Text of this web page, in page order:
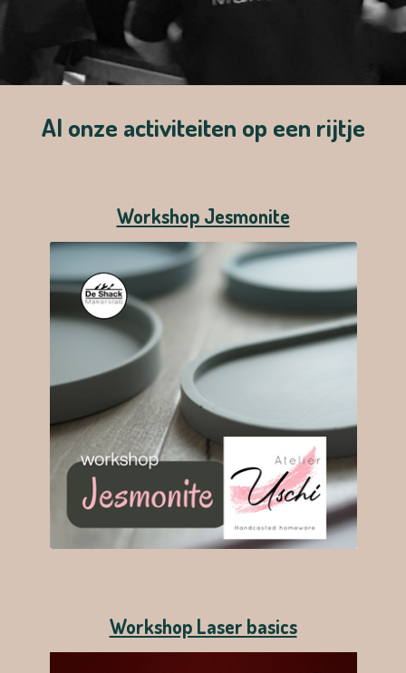
Al onze activiteiten op een rijtje
Workshop Jesmonite
Workshop Laser basics